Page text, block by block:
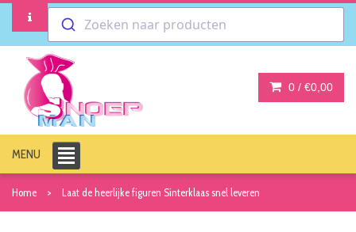
Zoeken naar producten
0 / €0,00
MENU
Home Laat de heerlijke figuren Sinterklaas snel leveren